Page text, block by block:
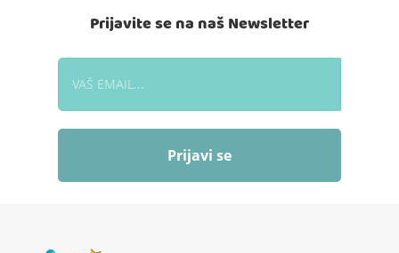
Prijavite se na naš Newsletter
Prijavi se